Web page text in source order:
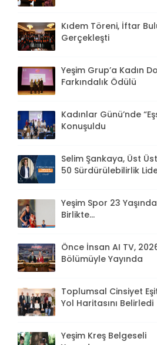
Kıdem Töreni, İftar
Gerçekleşti
Yeşim Grup’a Kadın
Farkındalık Ödülü
Kadınlar Günü’nde
Konuşuldu
Selim Şankaya, Üst
50 Sürdürülebilirlik
Yeşim Spor 23
Birlikte...
Önce İnsan AI TV,
Bölümüyle Yayında
Toplumsal Cinsiyet
Yol Haritasını Belirledi
Yeşim Kreş Belgeseli